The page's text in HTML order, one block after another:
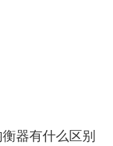
器有什么区别